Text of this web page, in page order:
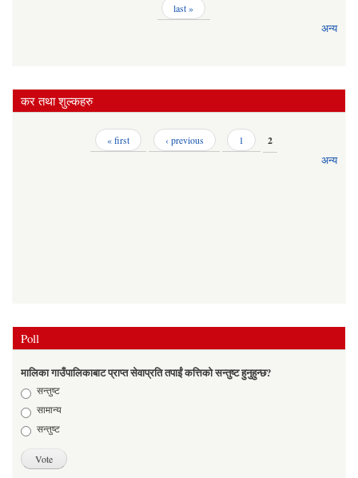
last »
अन्य
कर तथा शुल्कहरु
« first ‹ previous 1
2
अन्य
Poll
मालिका गाउँपालिकाबाट प्राप्त सेवाप्रति तपाईं कत्तिको सन्तुष्ट हुनुहुन्छ?
Choices
सन्तुष्ट
सामान्य
सन्तुष्ट